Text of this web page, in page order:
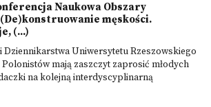
Naukowa Obszary
męskości.
(...)
Uniwersytetu Rzeszowskiego
mają zaszczyt zaprosić młodych
na kolejną interdyscyplinarną